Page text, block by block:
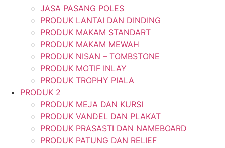
JASA PASANG POLES
PRODUK LANTAI DAN DINDING
PRODUK MAKAM STANDART
PRODUK MAKAM MEWAH
PRODUK NISAN – TOMBSTONE
PRODUK MOTIF INLAY
PRODUK TROPHY PIALA
PRODUK 2
PRODUK MEJA DAN KURSI
PRODUK VANDEL DAN PLAKAT
PRODUK PRASASTI DAN NAMEBOARD
PRODUK PATUNG DAN RELIEF